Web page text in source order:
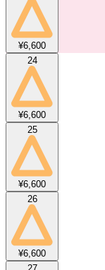
¥6,600
24
¥6,600
25
¥6,600
26
¥6,600